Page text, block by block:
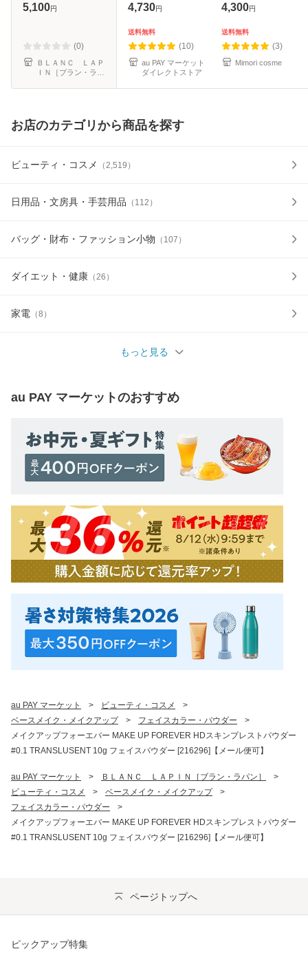
スキンプレストパ
10g フェイスパウ
ダー [216296]【メ
ール便可】
5,100円
(0)
ＢＬＡＮＣ ＬＡＰ
ＩＮ［ブラン・ラパ
アパウダー （レフ
イスパウダー 25g
【医薬部外品】 美
白 透明感
4,730円
送料無料
(10)
au PAY マーケット
ダイレクトストア
グ セッティング パ
10g
4,300円
送料無料
(3)
Mimori cosme
お店のカテゴリから商品を探す
ビューティ・コスメ （2,519 ）
日用品・文房具・手芸用品 （ 112 ）
バッグ・財布・ファッション小物 （ 107 ）
ダイエット・健康 （26 ）
家電 （8 ）
もっと見る
au PAY マーケットのおすすめ
au PAY マーケット > ビューティ・コスメ
>
ベースメイク・メイクアップ
> フェイスカラー・パウダー
>
メイクアップフォーエバー MAKE UP FOREVER HDスキンプレストパウダー
#0.1 TRANSLUSENT 10g フェイスパウダー [216296]【メール便可】
au PAY マーケット > ＢＬＡＮＣ　ＬＡＰＩＮ［ブラン・ラパン］
>
ビューティ・コスメ
> ベースメイク・メイクアップ
>
フェイスカラー・パウダー
>
メイクアップフォーエバー MAKE UP FOREVER HDスキンプレストパウダー
#0.1 TRANSLUSENT 10g フェイスパウダー [216296]【メール便可】
ページトップへ
ピックアップ特集